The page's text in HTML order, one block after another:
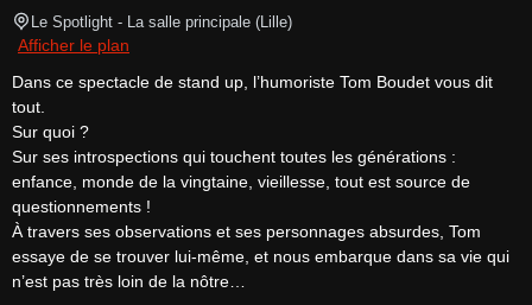
Le Spotlight - La salle principale (Lille)
Afficher le plan
Dans ce spectacle de stand up, l’humoriste Tom Boudet vous dit
tout.
Sur quoi ?
Sur ses introspections qui touchent toutes les générations :
enfance, monde de la vingtaine, vieillesse, tout est source de
questionnements !
À travers ses observations et ses personnages absurdes, Tom
essaye de se trouver lui-même, et nous embarque dans sa vie qui
n’est pas très loin de la nôtre…